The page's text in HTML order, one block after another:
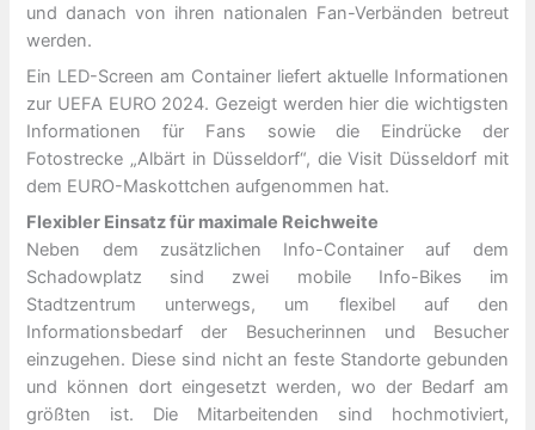
und danach von ihren nationalen Fan-Verbänden betreut
werden.
Ein LED-Screen am Container liefert aktuelle Informationen
zur UEFA EURO 2024. Gezeigt werden hier die wichtigsten
Informationen für Fans sowie die Eindrücke der
Fotostrecke „Albärt in Düsseldorf“, die Visit Düsseldorf mit
dem EURO-Maskottchen aufgenommen hat.
Flexibler Einsatz für maximale Reichweite
Neben dem zusätzlichen Info-Container auf dem
Schadowplatz sind zwei mobile Info-Bikes im
Stadtzentrum unterwegs, um flexibel auf den
Informationsbedarf der Besucherinnen und Besucher
einzugehen. Diese sind nicht an feste Standorte gebunden
und können dort eingesetzt werden, wo der Bedarf am
größten ist. Die Mitarbeitenden sind hochmotiviert,